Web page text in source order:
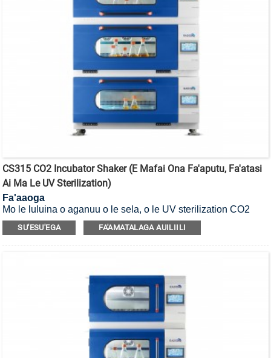
CS315 CO2 Incubator Shaker (E Mafai Ona Fa'aputu, Fa'atasi
Ai Ma Le UV Sterilization)
Fa'aaoga
Mo le luluina o aganuu o le sela, o le UV sterilization CO2
incubator shaker.
SU'ESU'EGA FA'AMATALAGA AUILIILI